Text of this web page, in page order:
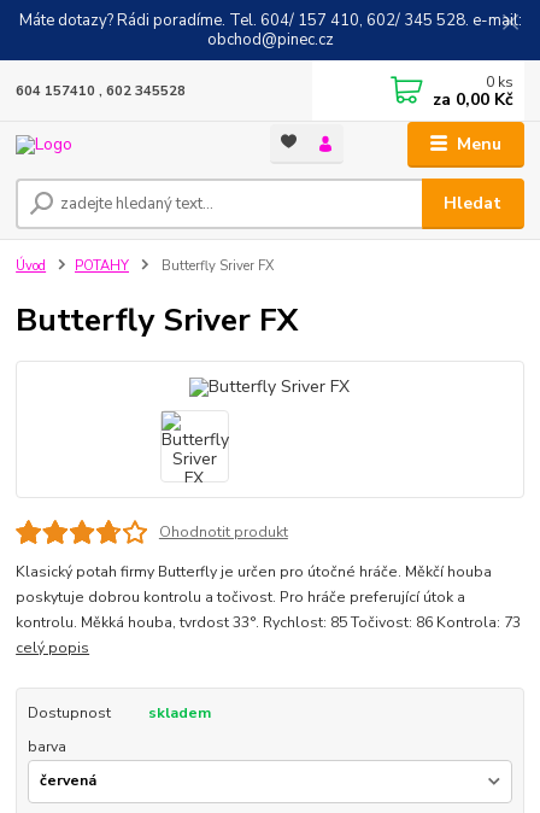
Máte dotazy? Rádi poradíme. Tel. 604/ 157 410, 602/ 345 528. e-mail:
obchod@pinec.cz
Menu
Hledat
604 157410 , 602 345528 0 ks
za 0,00 Kč
Úvod POTAHY Butterfly Sriver FX
Butterfly Sriver FX
Ohodnotit produkt
Klasický potah firmy Butterfly je určen pro útočné hráče. Měkčí houba
poskytuje dobrou kontrolu a točivost. Pro hráče preferující útok a
kontrolu. Měkká houba, tvrdost 33°. Rychlost: 85 Točivost: 86 Kontrola: 73
celý popis
Dostupnost
skladem
barva